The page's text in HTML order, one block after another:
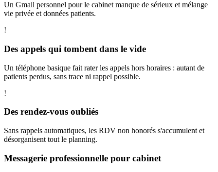
Un Gmail personnel pour le cabinet manque de sérieux et mélange
vie privée et données patients.
!
Des appels qui tombent dans le vide
Un téléphone basique fait rater les appels hors horaires : autant de
patients perdus, sans trace ni rappel possible.
!
Des rendez-vous oubliés
Sans rappels automatiques, les RDV non honorés s'accumulent et
désorganisent tout le planning.
Messagerie professionnelle pour cabinet